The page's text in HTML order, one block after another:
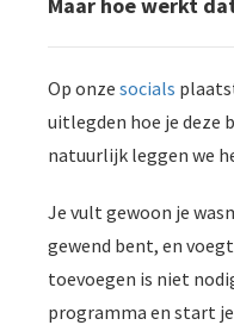
Op onze socials
uitlegden hoe je deze
natuurlijk leggen we
Je vult gewoon je
gewend bent, en
toevoegen is niet
programma en start